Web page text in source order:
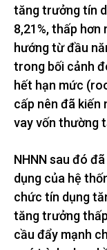
tăng trưởng tín
8,21%, thấp
hướng từ đầu
trong bối cảnh
hết hạn mức
cấp nên đã kiến
vay vốn thường
NHNN sau đó
dụng của hệ
chức tín dụng
tăng trưởng
cầu đẩy mạnh